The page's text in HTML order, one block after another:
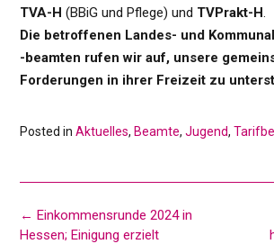
TVA-H (BBiG und Pflege) und TVPrakt-H.
Die betroffenen Landes- und
-beamten rufen wir auf, unsere
Forderungen in ihrer Freizeit zu
Posted in Aktuelles, Beamte, Jugend,
Post
navigation
← Einkommensrunde 2024 in
Hessen; Einigung erzielt